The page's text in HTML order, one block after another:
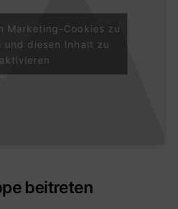
Marketing-Cookies zu
und diesen Inhalt zu
aktivieren
beitreten